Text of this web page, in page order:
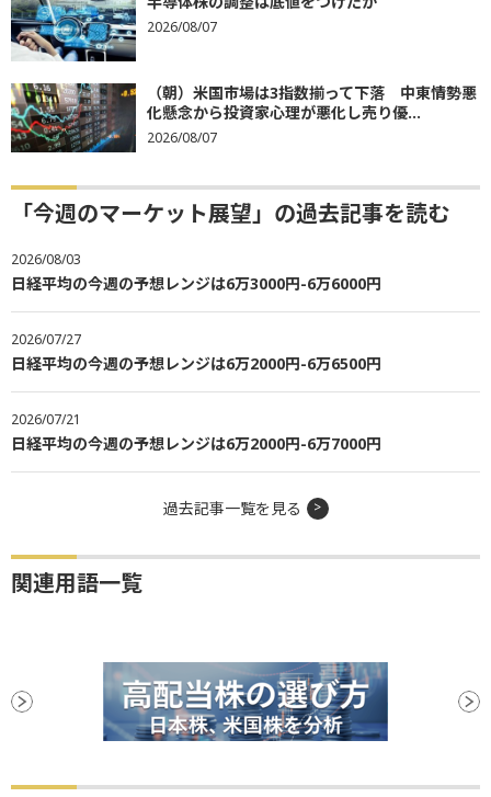
2026/08/07
（朝）米国市場は3指数揃って下落 中東情勢悪
化懸念から投資家心理が悪化し売り優...
2026/08/07
「今週のマーケット展望」の過去記事を読む
2026/08/03
日経平均の今週の予想レンジは6万3000円-6万6000円
2026/07/27
日経平均の今週の予想レンジは6万2000円-6万6500円
2026/07/21
日経平均の今週の予想レンジは6万2000円-6万7000円
過去記事一覧を見る
関連用語一覧